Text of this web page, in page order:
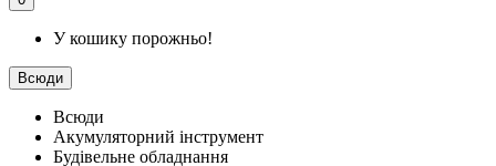
У кошику порожньо!
Всюди
Всюди
Акумуляторний інструмент
Будівельне обладнання